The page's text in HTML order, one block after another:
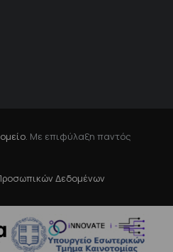
. Με επιφύλαξη παντός
Δεδομένων